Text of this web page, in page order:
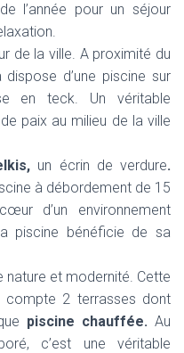
l’année pour un séjour
de la ville. A proximité du
d’une piscine sur
en teck. Un véritable
paix au milieu de la ville
un écrin de verdure.
à débordement de 15
d’un environnement
piscine bénéficie de sa
nature et modernité. Cette
compte 2 terrasses dont
piscine chauffée.Au
c’est une véritable